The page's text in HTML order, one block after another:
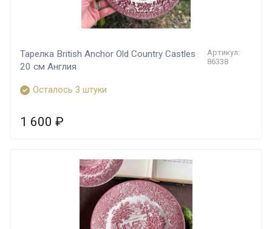
Тарелка British Anchor Old Country Castles
20 см Англия
Артикул:
86338
Осталось 3 штуки
1 600 ₽